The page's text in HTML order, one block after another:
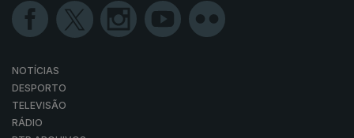
NOTÍCIAS
DESPORTO
TELEVISÃO
RÁDIO